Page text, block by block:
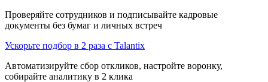
Проверяйте сотрудников и подписывайте кадровые
документы без бумаг и личных встреч
Ускорьте подбор в 2 раза с Talantix
Автоматизируйте сбор откликов, настройте воронку,
собирайте аналитику в 2 клика